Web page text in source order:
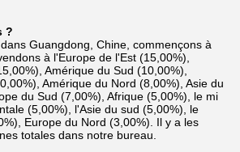
?
Guangdong, Chine, commençons à
à l'Europe de l'Est (15,00%),
Amérique du Sud (10,00%),
Amérique du Nord (8,00%), Asie du
du Sud (7,00%), Afrique (5,00%), le mi
(5,00%), l'Asie du sud (5,00%), le
Europe du Nord (3,00%). Il y a les
totales dans notre bureau.